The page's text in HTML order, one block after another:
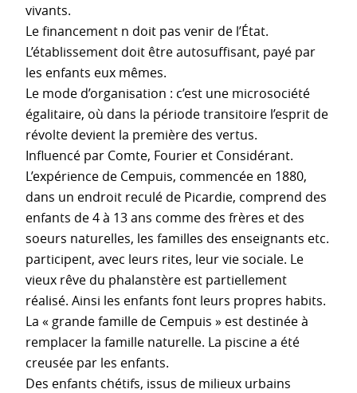
vivants.
Le financement n doit pas venir de l’État.
L’établissement doit être autosuffisant, payé par
les enfants eux mêmes.
Le mode d’organisation : c’est une microsociété
égalitaire, où dans la période transitoire l’esprit de
révolte devient la première des vertus.
Influencé par Comte, Fourier et Considérant.
L’expérience de Cempuis, commencée en 1880,
dans un endroit reculé de Picardie, comprend des
enfants de 4 à 13 ans comme des frères et des
soeurs naturelles, les familles des enseignants etc.
participent, avec leurs rites, leur vie sociale. Le
vieux rêve du phalanstère est partiellement
réalisé. Ainsi les enfants font leurs propres habits.
La « grande famille de Cempuis » est destinée à
remplacer la famille naturelle. La piscine a été
creusée par les enfants.
Des enfants chétifs, issus de milieux urbains